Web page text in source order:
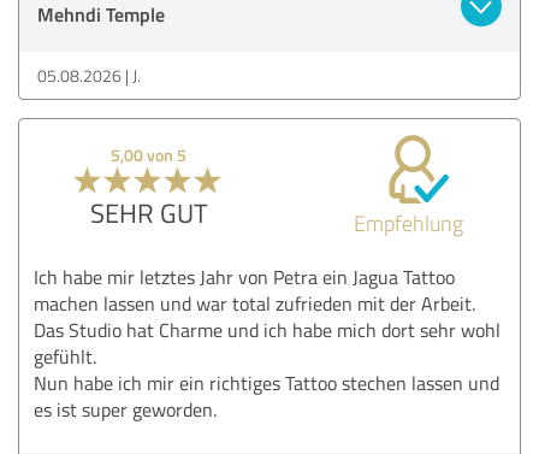
Mehndi Temple
05.08.2026 J.
5,00 von 5
SEHR GUT Empfehlung
Ich habe mir letztes Jahr von Petra ein Jagua Tattoo
machen lassen und war total zufrieden mit der Arbeit.
Das Studio hat Charme und ich habe mich dort sehr wohl
gefühlt.
Nun habe ich mir ein richtiges Tattoo stechen lassen und
es ist super geworden.